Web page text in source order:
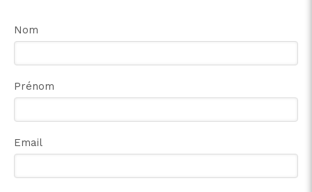
Nom
Prénom
Email